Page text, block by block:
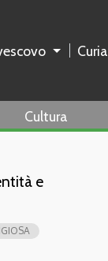
Curia
Cultura
e